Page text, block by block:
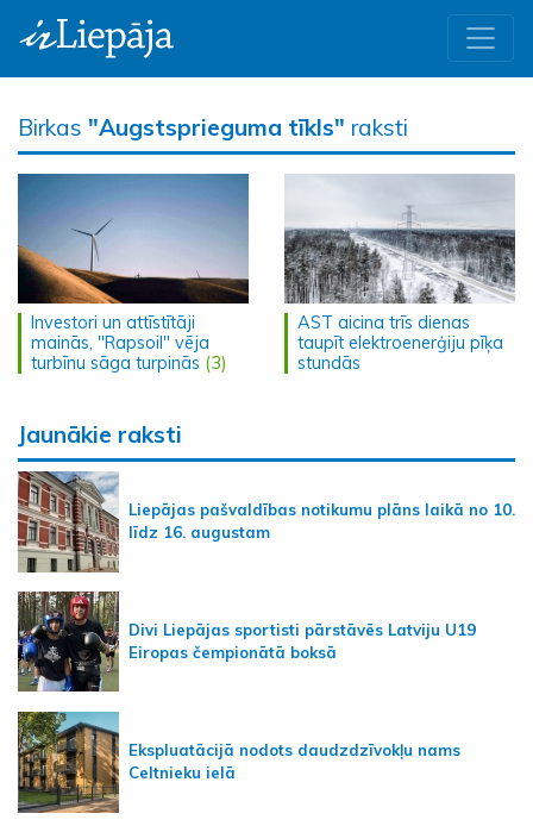
Birkas "Augstsprieguma tīkls" raksti
Investori un attīstītāji
mainās, "Rapsoil" vēja
turbīnu sāga turpinās (3)
AST aicina trīs dienas
taupīt elektroenerģiju pīķa
stundās
Jaunākie raksti
Liepājas pašvaldības notikumu plāns laikā no 10.
līdz 16. augustam
Divi Liepājas sportisti pārstāvēs Latviju U19
Eiropas čempionātā boksā
Ekspluatācijā nodots daudzdzīvokļu nams
Celtnieku ielā